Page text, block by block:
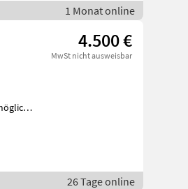
1 Monat online
4.500 €
MwSt nicht ausweisbar
26 Tage online